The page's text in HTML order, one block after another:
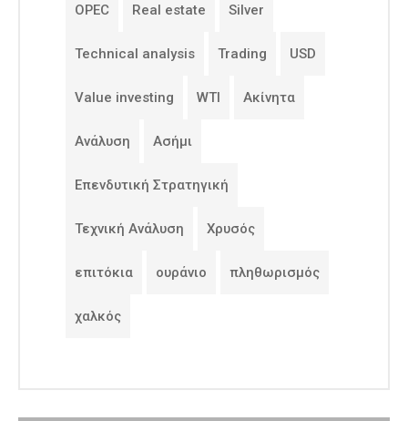
OPEC Real estate Silver
Technical analysis Trading USD
Value investing WTI Ακίνητα
Ανάλυση Ασήμι
Επενδυτική Στρατηγική
Τεχνική Ανάλυση Χρυσός
επιτόκια ουράνιο πληθωρισμός
χαλκός